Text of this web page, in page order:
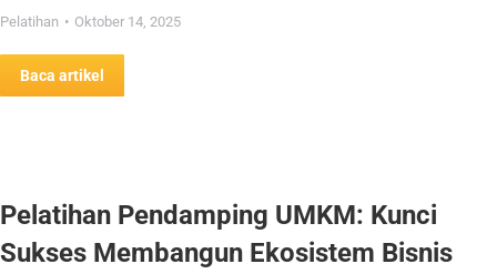
Pelatihan Oktober 14, 2025
Baca artikel
Pelatihan Pendamping UMKM: Kunci
Sukses Membangun Ekosistem Bisnis